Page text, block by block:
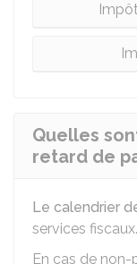
Quelles
retard de
Le calendrier
services fiscaux.
En cas de